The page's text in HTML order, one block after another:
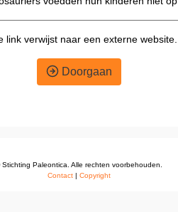
link verwijst naar een externe website.
Doorgaan
Stichting Paleontica. Alle rechten voorbehouden.
Contact| Copyright